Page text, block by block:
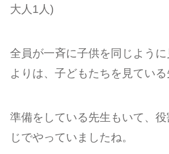
大人1人)
全員が一斉に子供を同じように
よりは、子どもたちを見ている
準備をしている先生もいて、
じでやっていましたね。